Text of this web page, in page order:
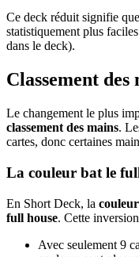
Ce deck réduit signifie
statistiquement plus
dans le deck).
Classement
Le changement le plus
classement des mains.
cartes, donc certaines
La couleur bat le
En Short Deck, la
full house. Cette
Avec seulement 9